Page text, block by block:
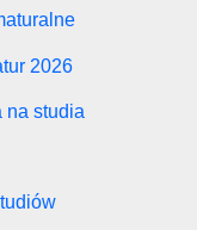
2026
na studia